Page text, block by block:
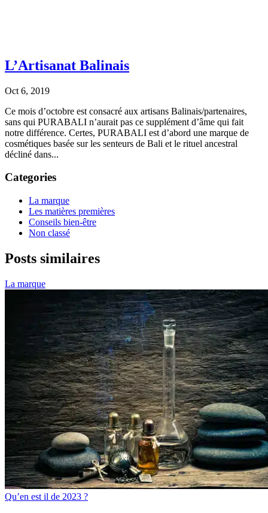
L’Artisanat Balinais
Oct 6, 2019
Ce mois d’octobre est consacré aux artisans Balinais/partenaires,
sans qui PURABALI n’aurait pas ce supplément d’âme qui fait
notre différence. Certes, PURABALI est d’abord une marque de
cosmétiques basée sur les senteurs de Bali et le rituel ancestral
décliné dans...
Categories
La marque
Les matières premières
Conseils bien-être
Non classé
Posts similaires
La marque
Qu’en est il de 2023 ?